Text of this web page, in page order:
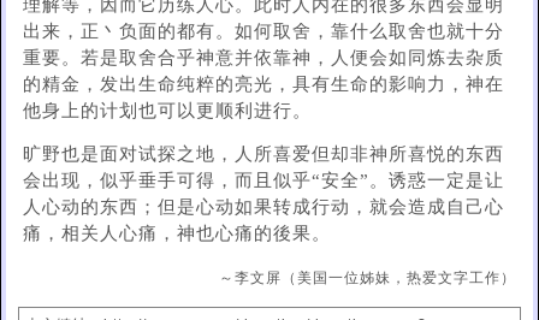
理解等，因而它历练人心。此时人内在的很多东西会显明
出来，正丶负面的都有。如何取舍，靠什么取舍也就十分
重要。若是取舍合乎神意并依靠神，人便会如同炼去杂质
的精金，发出生命纯粹的亮光，具有生命的影响力，神在
他身上的计划也可以更顺利进行。
旷野也是面对试探之地，人所喜爱但却非神所喜悦的东西
会出现，似乎垂手可得，而且似乎“安全”。诱惑一定是让
人心动的东西；但是心动如果转成行动，就会造成自己心
痛，相关人心痛，神也心痛的後果。
～李文屏（美国一位姊妹，热爱文字工作）